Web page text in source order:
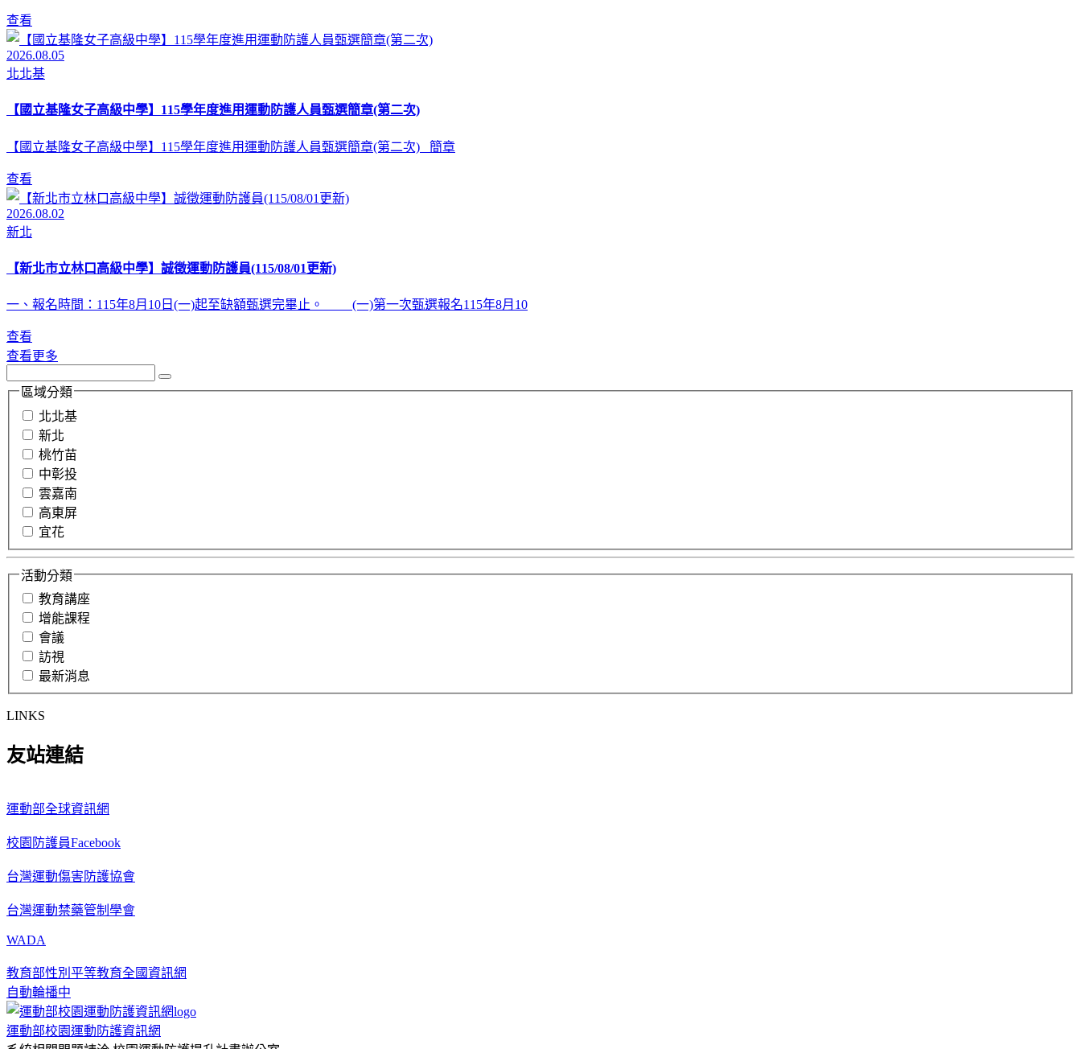
查看
2026.08.05
北北基
【國立基隆女子高級中學】115學年度進用運動防護人員甄選簡章(第二次)
【國立基隆女子高級中學】115學年度進用運動防護人員甄選簡章(第二次) 簡章
查看
2026.08.02
新北
【新北市立林口高級中學】誠徵運動防護員(115/08/01更新)
一、報名時間：115年8月10日(一)起至缺額甄選完畢止。 (一)第一次甄選報名115年8月10
查看
查看更多
區域分類
北北基
新北
桃竹苗
中彰投
雲嘉南
高東屏
宜花
活動分類
教育講座
增能課程
會議
訪視
最新消息
LINKS
友站連結
運動部全球資訊網
校園防護員Facebook
台灣運動傷害防護協會
台灣運動禁藥管制學會
WADA
教育部性別平等教育全國資訊網
自動輪播中
運動部校園運動防護資訊網